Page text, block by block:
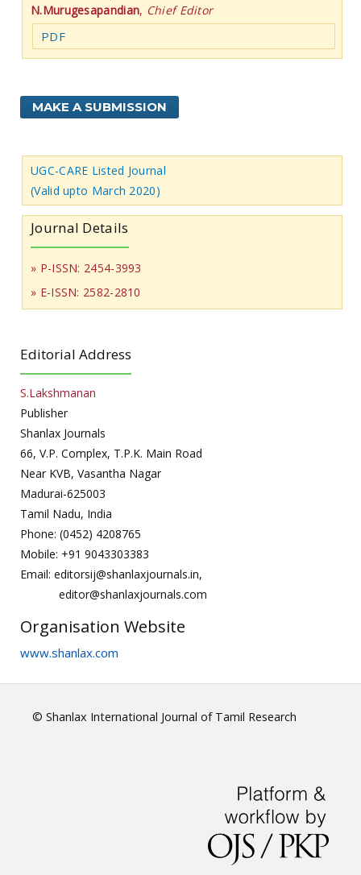
N.Murugesapandian, Chief Editor
PDF
MAKE A SUBMISSION
UGC-CARE Listed Journal
(Valid upto March 2020)
Journal Details
» P-ISSN: 2454-3993
» E-ISSN: 2582-2810
Editorial Address
S.Lakshmanan
Publisher
Shanlax Journals
66, V.P. Complex, T.P.K. Main Road
Near KVB, Vasantha Nagar
Madurai-625003
Tamil Nadu, India
Phone: (0452) 4208765
Mobile: +91 9043303383
Email: editorsij@shanlaxjournals.in,
editor@shanlaxjournals.com
Organisation Website
www.shanlax.com
© Shanlax International Journal of Tamil Research